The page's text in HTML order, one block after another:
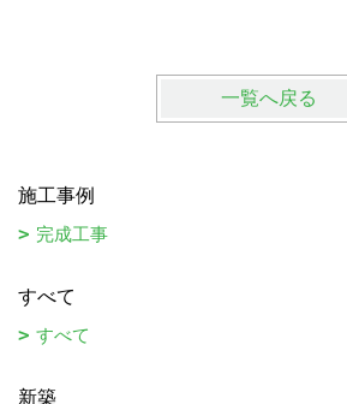
一覧へ戻る
施工事例
完成工事
すべて
すべて
新築